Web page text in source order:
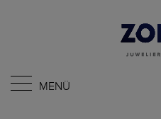
MENÜ